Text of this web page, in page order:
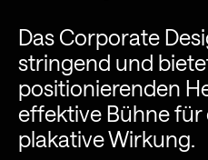
Das Corporate
stringend und
positionierenden
effektive Bühne
plakative Wirkung.